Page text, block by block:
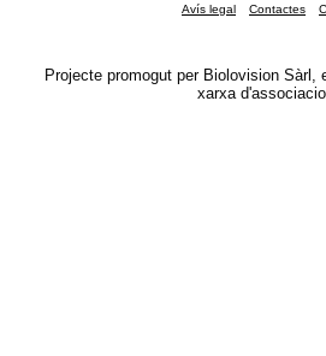
Avís legal Contactes
Projecte promogut per Biolovision Sàrl,
xarxa